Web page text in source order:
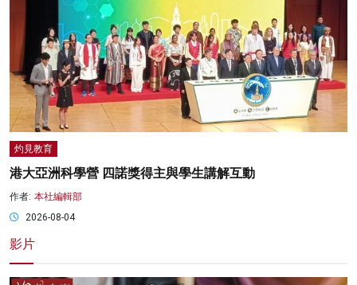
灼見教育
港大亞洲科學營 四諾獎得主與學生講解互動
作者: 本社編輯部
2026-08-04
影片